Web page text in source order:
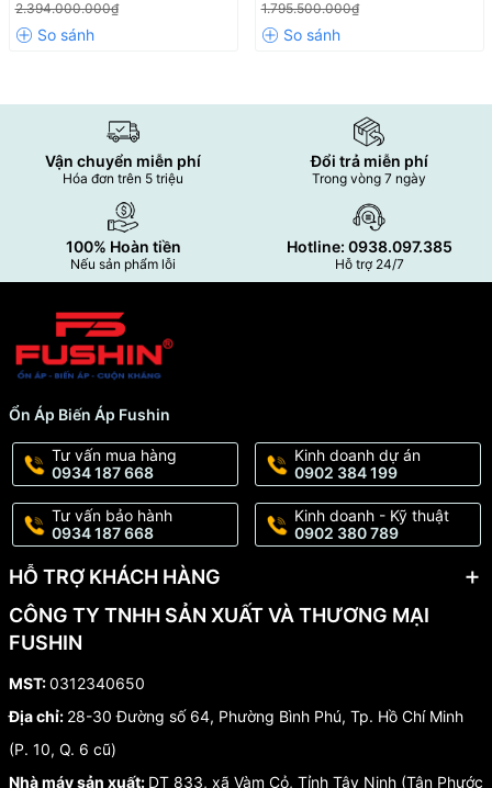
2.394.000.000₫ 1.795.500.000₫
Vận chuyển miễn phí
Hóa đơn trên 5 triệu
Đổi trả miễn phí
Trong vòng 7 ngày
100% Hoàn tiền
Nếu sản phẩm lỗi
Hotline: 0938.097.385
Hỗ trợ 24/7
Ổn Áp Biến Áp Fushin
Tư vấn mua hàng
0934 187 668
Kinh doanh dự án
0902 384 199
Tư vấn bảo hành
0934 187 668
Kinh doanh - Kỹ thuật
0902 380 789
HỖ TRỢ KHÁCH HÀNG
CÔNG TY TNHH SẢN XUẤT VÀ THƯƠNG MẠI
FUSHIN
MST:0312340650
Địa chỉ: 28-30 Đường số 64, Phường Bình Phú, Tp. Hồ Chí Minh
(P. 10, Q. 6 cũ)
Nhà máy sản xuất: DT 833, xã Vàm Cỏ, Tỉnh Tây Ninh (Tân Phước